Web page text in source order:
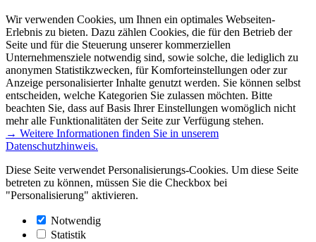
Wir verwenden Cookies, um Ihnen ein optimales Webseiten-
Erlebnis zu bieten. Dazu zählen Cookies, die für den Betrieb der
Seite und für die Steuerung unserer kommerziellen
Unternehmensziele notwendig sind, sowie solche, die lediglich zu
anonymen Statistikzwecken, für Komforteinstellungen oder zur
Anzeige personalisierter Inhalte genutzt werden. Sie können selbst
entscheiden, welche Kategorien Sie zulassen möchten. Bitte
beachten Sie, dass auf Basis Ihrer Einstellungen womöglich nicht
mehr alle Funktionalitäten der Seite zur Verfügung stehen.
→ Weitere Informationen finden Sie in unserem
Datenschutzhinweis.
Diese Seite verwendet Personalisierungs-Cookies. Um diese Seite
betreten zu können, müssen Sie die Checkbox bei
"Personalisierung" aktivieren.
Notwendig
Statistik